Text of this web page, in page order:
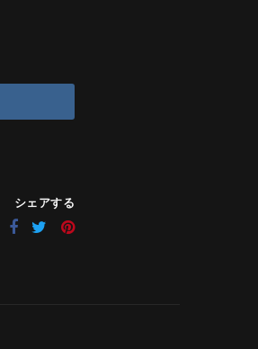
シェアする